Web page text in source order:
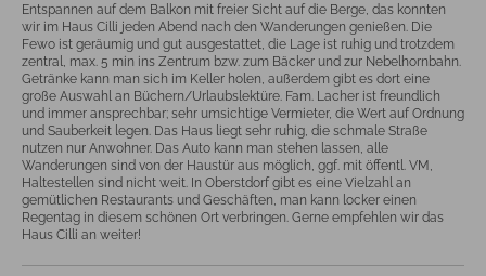
Entspannen auf dem Balkon mit freier Sicht auf die Berge, das konnten
wir im Haus Cilli jeden Abend nach den Wanderungen genießen. Die
Fewo ist geräumig und gut ausgestattet, die Lage ist ruhig und trotzdem
zentral, max. 5 min ins Zentrum bzw. zum Bäcker und zur Nebelhornbahn.
Getränke kann man sich im Keller holen, außerdem gibt es dort eine
große Auswahl an Büchern/Urlaubslektüre. Fam. Lacher ist freundlich
und immer ansprechbar; sehr umsichtige Vermieter, die Wert auf Ordnung
und Sauberkeit legen. Das Haus liegt sehr ruhig, die schmale Straße
nutzen nur Anwohner. Das Auto kann man stehen lassen, alle
Wanderungen sind von der Haustür aus möglich, ggf. mit öffentl. VM,
Haltestellen sind nicht weit. In Oberstdorf gibt es eine Vielzahl an
gemütlichen Restaurants und Geschäften, man kann locker einen
Regentag in diesem schönen Ort verbringen. Gerne empfehlen wir das
Haus Cilli an weiter!